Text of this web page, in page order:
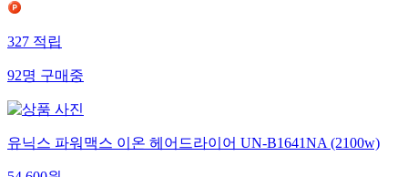
327적립
92명구매중
유닉스 파워맥스 이온 헤어드라이어 UN-B1641NA (2100w)